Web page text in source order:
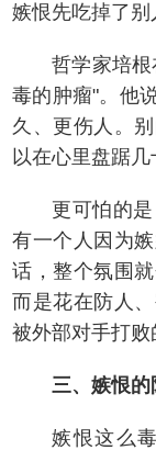
嫉恨先吃掉了别
哲学家培
毒的肿瘤"。他
久、更伤人。
以在心里盘踞几
更可怕的
有一个人因为
话，整个氛围
而是花在防人
被外部对手打败
三、嫉恨的
嫉恨这么